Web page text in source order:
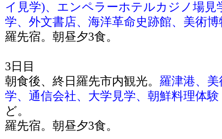
イ見学)、エンペラーホテルカジノ場見
学、外文書店、海洋革命史跡館、美術博
羅先宿。朝昼夕3食。
3日目
朝食後、終日羅先市内観光。 羅津港、
学、通信会社、大学見学、朝鮮料理体
ど。
羅先宿。朝昼夕3食。